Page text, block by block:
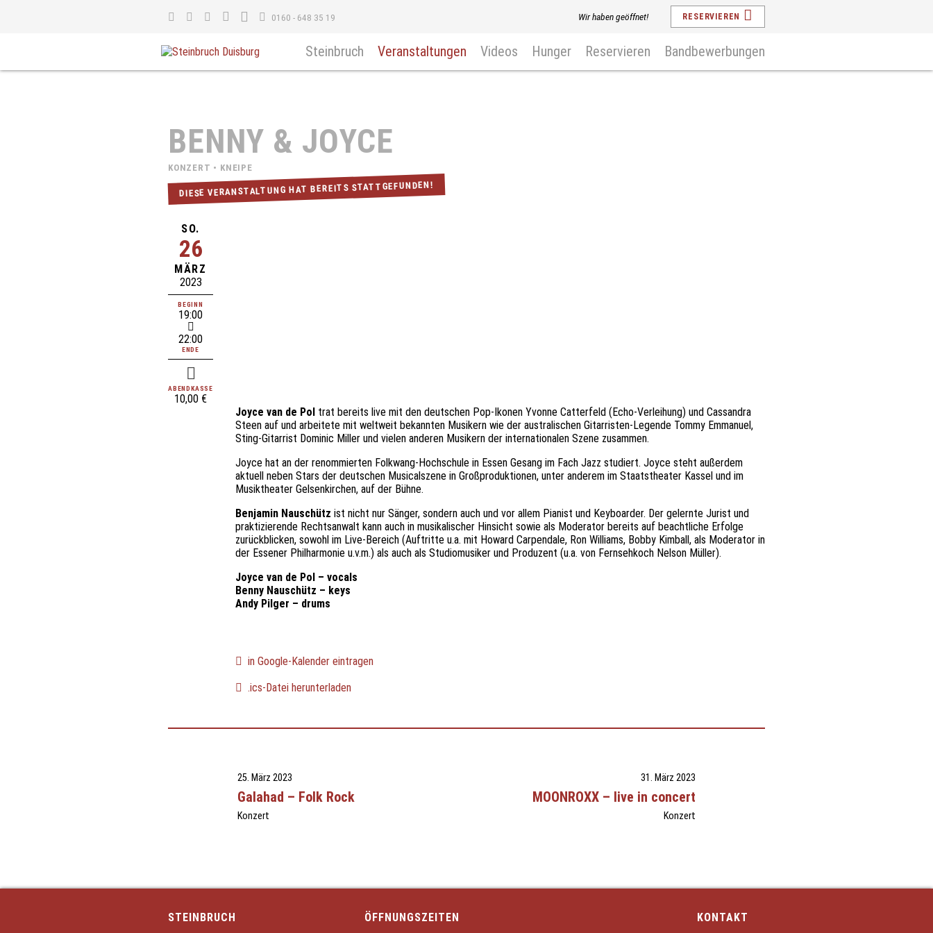
Steinbruch Veranstaltungen Videos Hunger Reservieren Bandbewerbungen
0160 - 648 35 19 Wir haben geöffnet! RESERVIEREN
BENNY & JOYCE
KONZERT • KNEIPE
DIESE VERANSTALTUNG HAT BEREITS STATTGEFUNDEN!
SO.
26
MÄRZ
2023
BEGINN
19:00
22:00
ENDE
ABENDKASSE
10,00 €
Joyce van de Pol trat bereits live mit den deutschen Pop-Ikonen Yvonne Catterfeld (Echo-Verleihung) und Cassandra
Steen auf und arbeitete mit weltweit bekannten Musikern wie der australischen Gitarristen-Legende Tommy Emmanuel,
Sting-Gitarrist Dominic Miller und vielen anderen Musikern der internationalen Szene zusammen.
Joyce hat an der renommierten Folkwang-Hochschule in Essen Gesang im Fach Jazz studiert. Joyce steht außerdem
aktuell neben Stars der deutschen Musicalszene in Großproduktionen, unter anderem im Staatstheater Kassel und im
Musiktheater Gelsenkirchen, auf der Bühne.
Benjamin Nauschütz ist nicht nur Sänger, sondern auch und vor allem Pianist und Keyboarder. Der gelernte Jurist und
praktizierende Rechtsanwalt kann auch in musikalischer Hinsicht sowie als Moderator bereits auf beachtliche Erfolge
zurückblicken, sowohl im Live-Bereich (Auftritte u.a. mit Howard Carpendale, Ron Williams, Bobby Kimball, als Moderator in
der Essener Philharmonie u.v.m.) als auch als Studiomusiker und Produzent (u.a. von Fernsehkoch Nelson Müller).
Joyce van de Pol – vocals
Benny Nauschütz – keys
Andy Pilger – drums
in Google-Kalender eintragen
.ics-Datei herunterladen
25. März 2023
Galahad – Folk Rock
Konzert
31. März 2023
MOONROXX – live in concert
Konzert
STEINBRUCH ÖFFNUNGSZEITEN KONTAKT